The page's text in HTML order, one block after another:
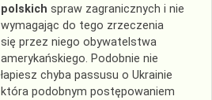
polskich spraw zagranicznych i nie
wymagając do tego zrzeczenia
się przez niego obywatelstwa
amerykańskiego. Podobnie nie
łapiesz chyba passusu o Ukrainie
która podobnym postępowaniem